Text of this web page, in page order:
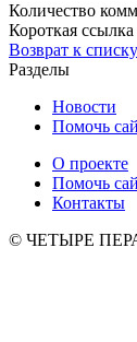
Количество
Короткая
Возврат к списку
Разделы
Новости
Помочь
О проекте
Помочь
Контакты
© ЧЕТЫРЕ ПЕРА.